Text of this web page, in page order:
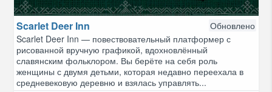
Scarlet Deer Inn
Обновлено
Scarlet Deer Inn — повествовательный платформер с
рисованной вручную графикой, вдохновлённый
славянским фольклором. Вы берёте на себя роль
женщины с двумя детьми, которая недавно переехала в
средневековую деревню и взялась управлять...